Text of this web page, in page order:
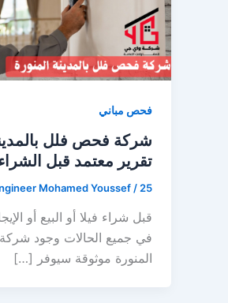
فحص مباني
شركة فحص فلل
تقرير معتمد قبل
Mohamed Youssef / 25 فبراير، 2026
قبل شراء فيلا أو البيع أو
في جميع الحالات وجود
المنورة موثوقة سيوفر […]